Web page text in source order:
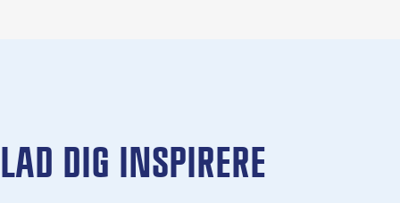
LAD DIG INSPIRERE